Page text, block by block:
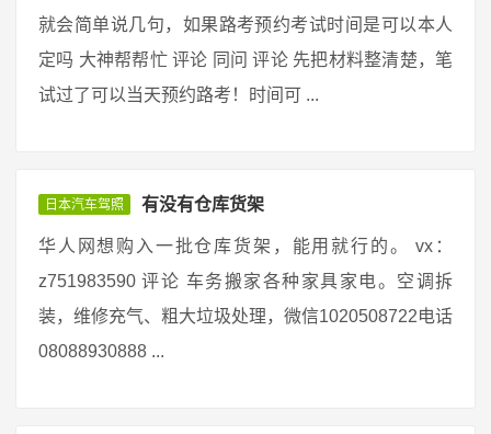
就会简单说几句，如果路考预约考试时间是可以本人
定吗 大神帮帮忙 评论 同问 评论 先把材料整清楚，笔
试过了可以当天预约路考！时间可 ...
日本汽车驾照 有没有仓库货架
华人网想购入一批仓库货架，能用就行的。 vx：
z751983590 评论 车务搬家各种家具家电。空调拆
装，维修充气、粗大垃圾处理，微信1020508722电话
08088930888 ...